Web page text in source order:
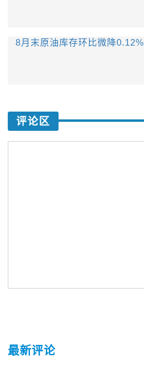
8月末原油库存环比微降0.12%
评论区
最新评论